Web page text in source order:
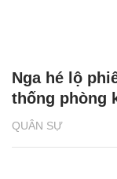
QUÂN SỰ
Nga hé lộ
thống phòng